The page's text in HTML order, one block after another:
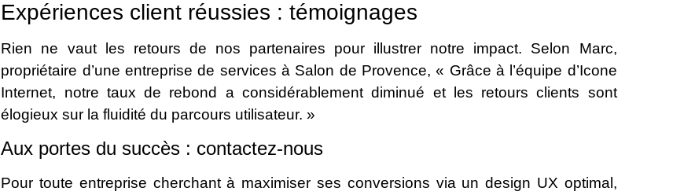
Expériences client réussies : témoignages
Rien ne vaut les retours de nos partenaires pour illustrer notre impact. Selon Marc,
propriétaire d’une entreprise de services à Salon de Provence, « Grâce à l’équipe d’Icone
Internet, notre taux de rebond a considérablement diminué et les retours clients sont
élogieux sur la fluidité du parcours utilisateur. »
Aux portes du succès : contactez-nous
Pour toute entreprise cherchant à maximiser ses conversions via un design UX optimal,